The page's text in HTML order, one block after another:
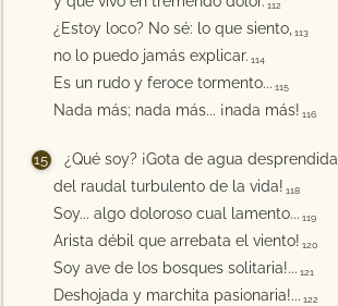
112
¿Estoy loco? No sé: lo que siento, 113
no lo puedo jamás explicar. 114
Es un rudo y feroce tormento... 115
Nada más; nada más... ¡nada más! 116
¿Qué soy? ¡Gota de agua desprendida
del raudal turbulento de la vida! 118
Soy... algo doloroso cual lamento... 119
Arista débil que arrebata el viento! 120
Soy ave de los bosques solitaria!... 121
Deshojada y marchita pasionaria!... 122